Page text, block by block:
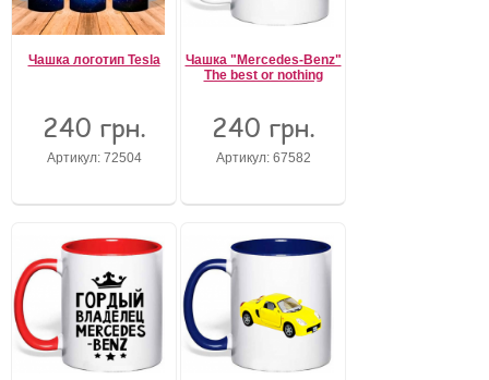
Чашка логотип Tesla
240 грн.
Артикул: 72504
Чашка "Mercedes-Benz"
The best or nothing
240 грн.
Артикул: 67582